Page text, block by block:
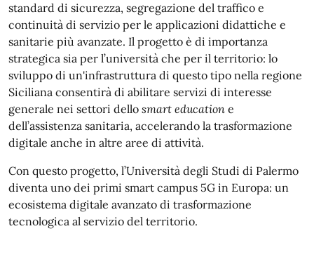
standard di sicurezza, segregazione del traffico e
continuità di servizio per le applicazioni didattiche e
sanitarie più avanzate. Il progetto è di importanza
strategica sia per l’università che per il territorio: lo
sviluppo di un'infrastruttura di questo tipo nella regione
Siciliana consentirà di abilitare servizi di interesse
generale nei settori dello smart education e
dell’assistenza sanitaria, accelerando la trasformazione
digitale anche in altre aree di attività.
Con questo progetto, l’Università degli Studi di Palermo
diventa uno dei primi smart campus 5G in Europa: un
ecosistema digitale avanzato di trasformazione
tecnologica al servizio del territorio.